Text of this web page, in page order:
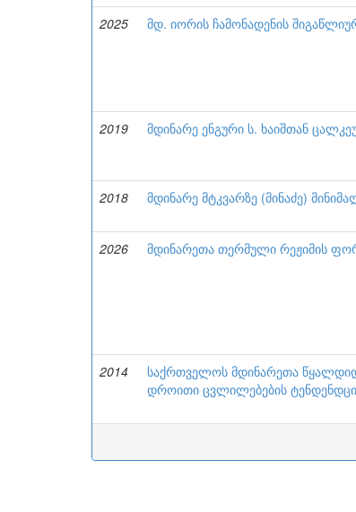
2025
მდ. იორის ჩამონადენის
2019
მდინარე ენგური ს. ხაიშთან
2018
მდინარე მტკვარზე (მინაძე)
2026
მდინარეთა თერმული რეჟიმის
2014
საქრთველოს მდინარეთა
დროითი ცვლილებების